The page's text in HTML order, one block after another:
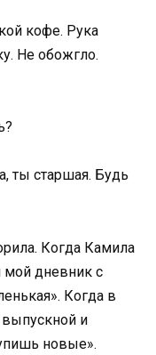
кофе. Рука
Не обожгло.
ты старшая. Будь
Когда Камила
мой дневник с
Когда в
и
новые».